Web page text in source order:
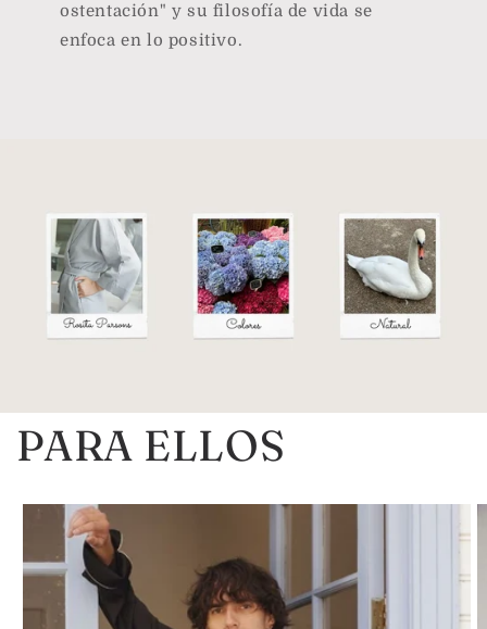
ostentación" y su filosofía de vida se
enfoca en lo positivo.
PARA ELLOS